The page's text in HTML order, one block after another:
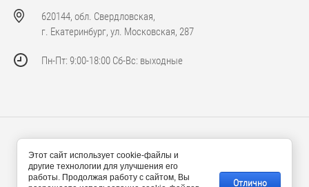
620144, обл. Свердловская,
г. Екатеринбург, ул. Московская, 287
Пн-Пт: 9:00-18:00 Сб-Вс: выходные
© 2024-2026 ООО «Ансвел Машинери»
Этот сайт использует cookie-файлы и
другие технологии для улучшения его
работы. Продолжая работу с сайтом, Вы
Отлично